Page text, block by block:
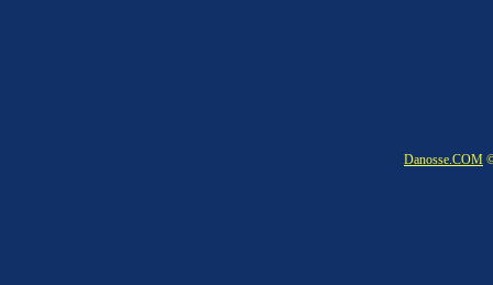
Danosse.COM